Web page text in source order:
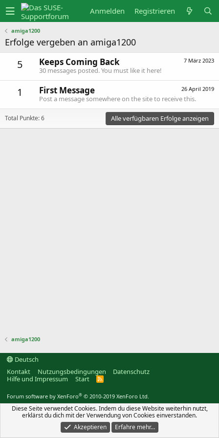
Anmelden Registrieren
amiga1200
Erfolge vergeben an amiga1200
5 7 März 2023
Keeps Coming Back
30 messages posted. You must like it here!
1 26 April 2019
First Message
Post a message somewhere on the site to receive this.
Total Punkte: 6 Alle verfügbaren Erfolge anzeigen
amiga1200
Deutsch
Kontakt
Nutzungsbedingungen
Datenschutz
Hilfe und Impressum
Start
R
Forum software by XenForo® © 2010-2019 XenForo Ltd.
Diese Seite verwendet Cookies. Indem du diese Website weiterhin nutzt,
erklärst du dich mit der Verwendung von Cookies einverstanden.
Akzeptieren
Erfahre mehr…